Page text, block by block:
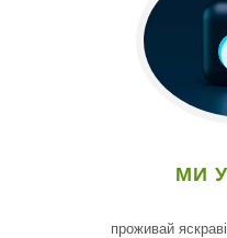
МИ
проживай